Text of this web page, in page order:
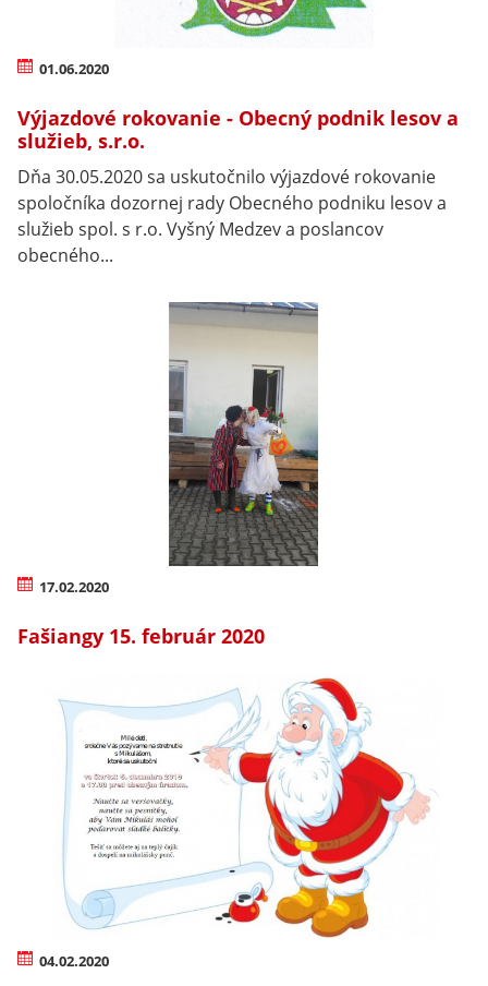
01.06.2020
Výjazdové rokovanie - Obecný podnik lesov a
služieb, s.r.o.
Dňa 30.05.2020 sa uskutočnilo výjazdové rokovanie
spoločníka dozornej rady Obecného podniku lesov a
služieb spol. s r.o. Vyšný Medzev a poslancov
obecného...
17.02.2020
Fašiangy 15. február 2020
04.02.2020